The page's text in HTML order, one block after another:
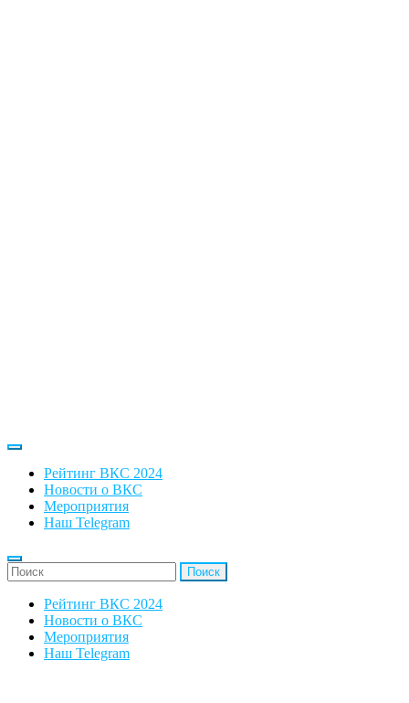
Рейтинг ВКС 2024
Новости о ВКС
Мероприятия
Наш Telegram
'Найти:
Рейтинг ВКС 2024
Новости о ВКС
Мероприятия
Наш Telegram